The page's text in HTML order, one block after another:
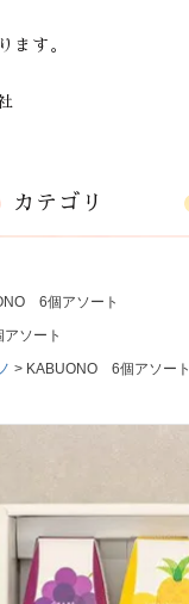
ます。
カテゴリ
6個アソート
ソート
KABUONO 6個アソート